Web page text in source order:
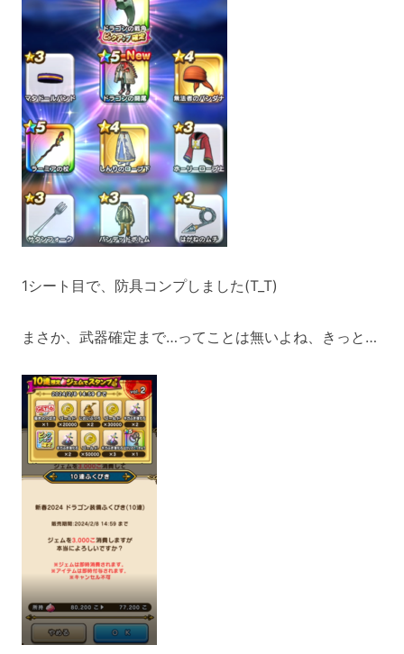
1シート目で、防具コンプしました(T_T)
まさか、武器確定まで…ってことは無いよね、きっと…